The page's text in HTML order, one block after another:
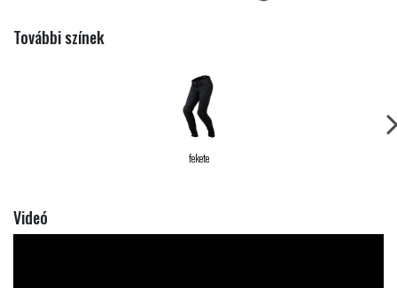
További színek
fekete
Videó